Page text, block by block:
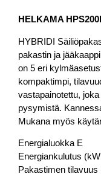
HELKAMA
HYBRIDI
pakastin ja
on 5 eri
kompaktimpi,
vastapainotettu,
pysymistä.
Mukana myös
Energialuokka E
Energiankulutus
Pakastimen tilavuus